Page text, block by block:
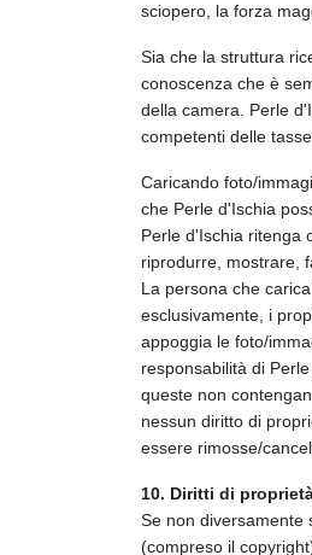
sciopero, la forza
Sia che la struttura
conoscenza che è
della camera. Perle
competenti delle
Caricando foto/
che Perle d'Ischia
Perle d'Ischia ritenga
riprodurre, mostrare,
La persona che
esclusivamente, i
appoggia le foto/
responsabilità di
queste non
nessun diritto di
essere rimosse/
10. Diritti di
Se non diversamente
(compreso il